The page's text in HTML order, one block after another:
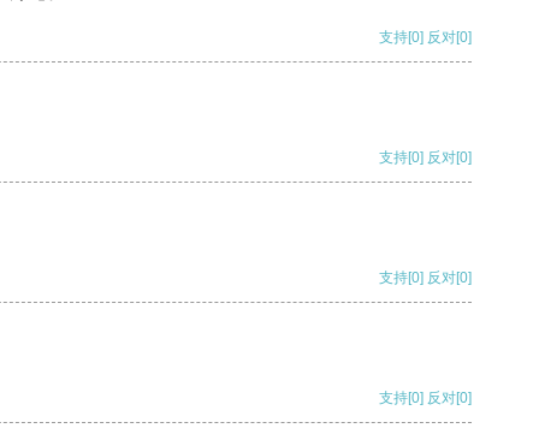
支持[0] 反对[0]
支持[0] 反对[0]
支持[0] 反对[0]
支持[0] 反对[0]